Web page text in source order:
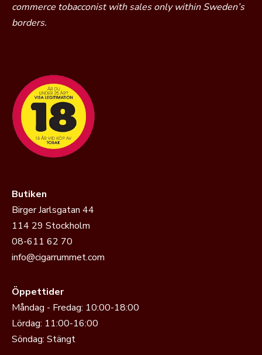
commerce tobacconist with sales only within Sweden’s
borders.
Butiken
Birger Jarlsgatan 44
114 29 Stockholm
08-611 62 70
info@cigarrummet.com
Öppettider
Måndag - Fredag: 10:00-18:00
Lördag: 11:00-16:00
Söndag: Stängt